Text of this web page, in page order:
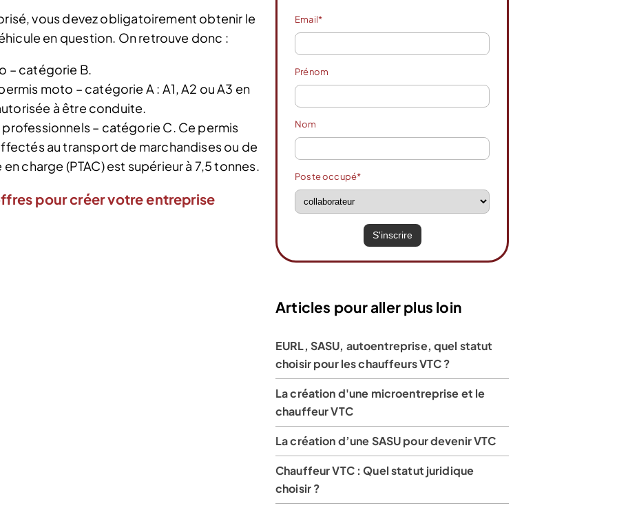
vous devez obligatoirement obtenir le
en question. On retrouve donc :
– catégorie B.
moto – catégorie A : A1, A2 ou A3 en
à être conduite.
– catégorie C. Ce permis
au transport de marchandises ou de
charge (PTAC) est supérieur à 7,5 tonnes.
pour créer votre entreprise
Email*
Prénom
Nom
Poste occupé*
Articles pour aller plus loin
EURL, SASU, autoentreprise, quel statut
choisir pour les chauffeurs VTC ?
La création d'une microentreprise et le
chauffeur VTC
La création d’une SASU pour devenir VTC
Chauffeur VTC : Quel statut juridique
choisir ?